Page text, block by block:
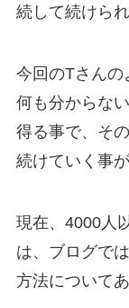
続して続けら
今回のTさんの
何も分からな
得る事で、そ
続けていく事
現在、4000人
は、ブログで
方法について